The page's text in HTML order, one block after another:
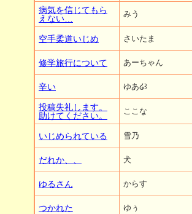
病気を信じてもら
えない…
みう
空手柔道いじめ さいたま
修学旅行について あーちゃん
辛い ゆあ໒꒱
投稿失礼します。
助けてください。
ここな
いじめられている 雪乃
だれか、、 犬
ゆるさん からす
つかれた ゆぅ